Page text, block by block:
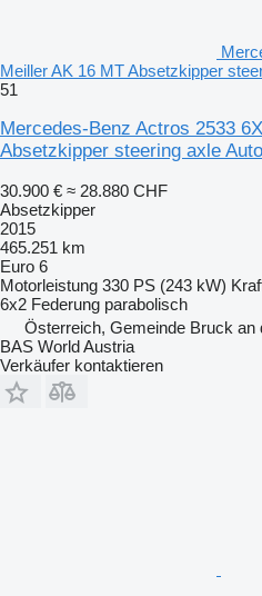
Meiller AK 16 MT Absetzkipper
51
Mercedes-Benz Actros 2533
Absetzkipper steering axle Auto
30.900 € ≈ 28.880 CHF
Absetzkipper
2015
465.251 km
Euro 6
Motorleistung 330 PS (243 kW)
6x2 Federung parabolisch
Österreich, Gemeinde Bruck an
BAS World Austria
Verkäufer kontaktieren